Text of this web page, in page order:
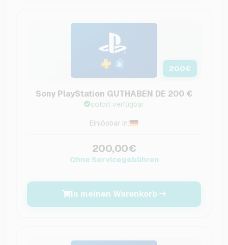
200€
Sony PlayStation GUTHABEN DE 200 €
sofort verfügbar
Einlösbar in:
200,00€
Ohne Servicegebühren
In meinen Warenkorb